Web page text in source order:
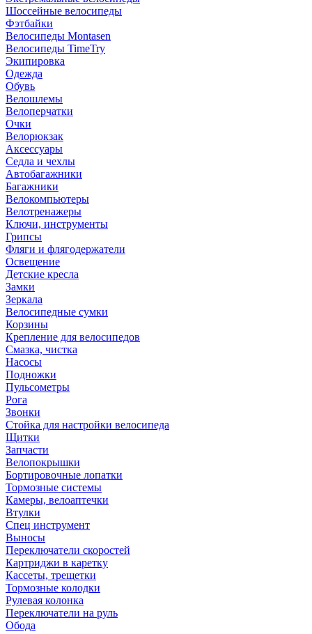
Шоссейные велосипеды
Фэтбайки
Велосипеды Montasen
Велосипеды TimeTry
Экипировка
Одежда
Обувь
Велошлемы
Велоперчатки
Очки
Велорюкзак
Аксессуары
Седла и чехлы
Автобагажники
Багажники
Велокомпьютеры
Велотренажеры
Ключи, инструменты
Грипсы
Фляги и флягодержатели
Освещение
Детские кресла
Замки
Зеркала
Велосипедные сумки
Корзины
Крепление для велосипедов
Смазка, чистка
Насосы
Подножки
Пульсометры
Рога
Звонки
Стойка для настройки велосипеда
Щитки
Запчасти
Велопокрышки
Бортировочные лопатки
Тормозные системы
Камеры, велоаптечки
Втулки
Спец инструмент
Выносы
Переключатели скоростей
Картриджи в каретку
Кассеты, трещетки
Тормозные колодки
Рулевая колонка
Переключатели на руль
Обода